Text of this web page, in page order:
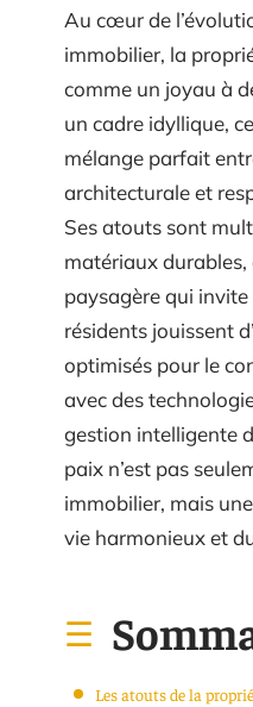
Au cœur de
immobilier, la
comme un joyau à
un cadre idyllique,
mélange parfait
architecturale et
Ses atouts sont
matériaux
paysagère qui invite
résidents jouissent
optimisés pour le
avec des
gestion intelligente
paix n’est pas
immobilier, mais
vie harmonieux et
Les atouts de la